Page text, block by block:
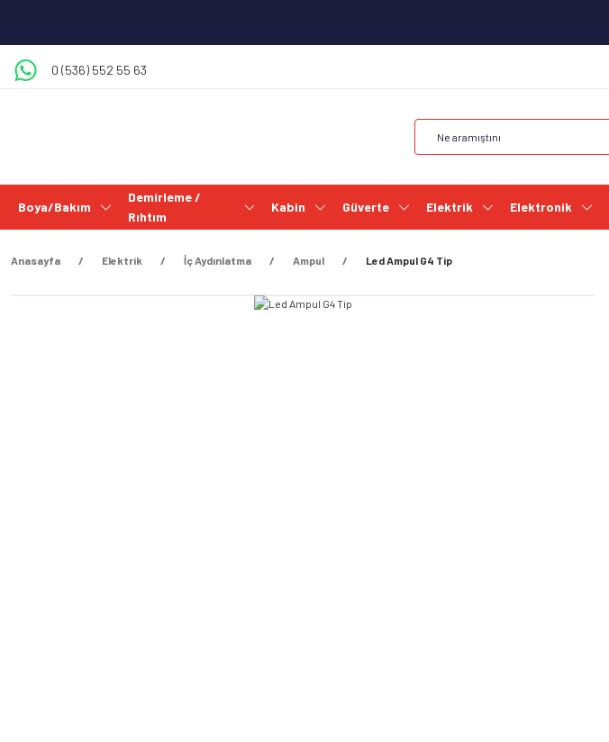
0 (536) 552 55 63
Boya/Bakım
Demirleme /
Rıhtım
Kabin Güverte Elektrik Elektronik
Anasayfa Elektrik İç Aydınlatma Ampul Led Ampul G4 Tip